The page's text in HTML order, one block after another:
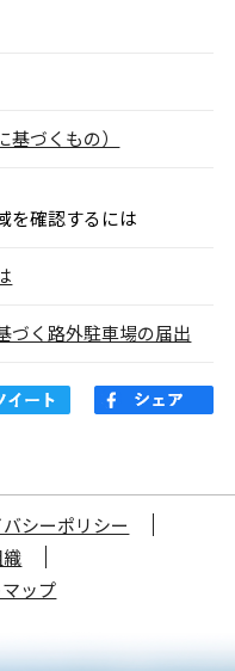
づくもの）
を確認するには
づく路外駐車場の届出
シーポリシー
ップ